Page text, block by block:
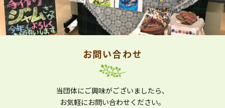
お問い合わせ
当団体にご興味がございましたら、
お気軽にお問い合わせください。